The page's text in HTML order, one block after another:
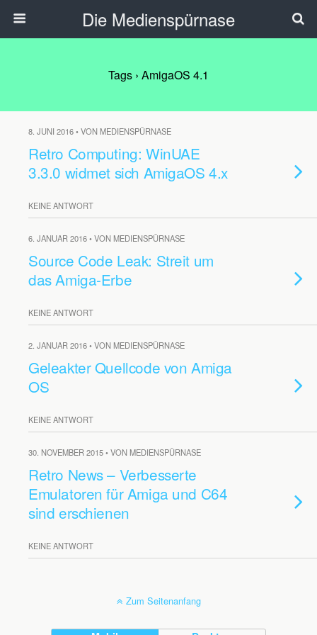
Die Medienspürnase
Tags › AmigaOS 4.1
8. JUNI 2016 • VON MEDIENSPÜRNASE
Retro Computing: WinUAE
3.3.0 widmet sich AmigaOS 4.x
KEINE ANTWORT
6. JANUAR 2016 • VON MEDIENSPÜRNASE
Source Code Leak: Streit um
das Amiga-Erbe
KEINE ANTWORT
2. JANUAR 2016 • VON MEDIENSPÜRNASE
Geleakter Quellcode von Amiga
OS
KEINE ANTWORT
30. NOVEMBER 2015 • VON MEDIENSPÜRNASE
Retro News – Verbesserte
Emulatoren für Amiga und C64
sind erschienen
KEINE ANTWORT
Zum Seitenanfang